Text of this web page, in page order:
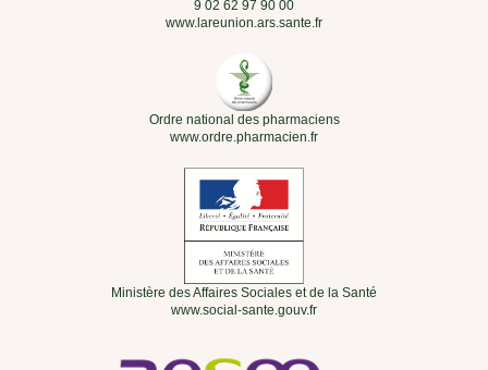
9 02 62 97 90 00
www.lareunion.ars.sante.fr
Ordre national des pharmaciens
www.ordre.pharmacien.fr
Ministère des Affaires Sociales et de la Santé
www.social-sante.gouv.fr